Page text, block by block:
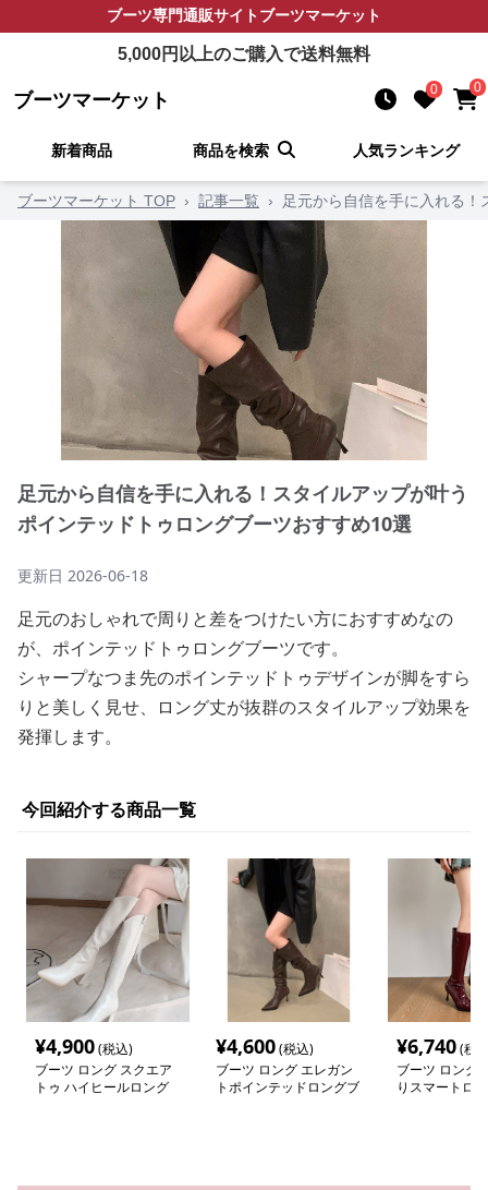
ブーツ専門通販サイトブーツマーケット
5,000円以上のご購入で送料無料
ブーツマーケット 0 0
新着商品 商品を検索 人気ランキング
ブーツマーケット TOP › 記事一覧 › 足元から自信を手に入れる
足元から自信を手に入れる！スタイルアップが叶う
ポインテッドトゥロングブーツおすすめ10選
更新日 2026-06-18
足元のおしゃれで周りと差をつけたい方におすすめなの
が、ポインテッドトゥロングブーツです。
シャープなつま先のポインテッドトゥデザインが脚をすら
りと美しく見せ、ロング丈が抜群のスタイルアップ効果を
発揮します。
今回紹介する商品一覧
¥4,900(税込)
ブーツ ロング スクエア
トゥ ハイヒールロング
¥4,600(税込)
ブーツ ロング エレガン
トポインテッドロングブ
¥6,740(税
ブーツ ロング
りスマートロ